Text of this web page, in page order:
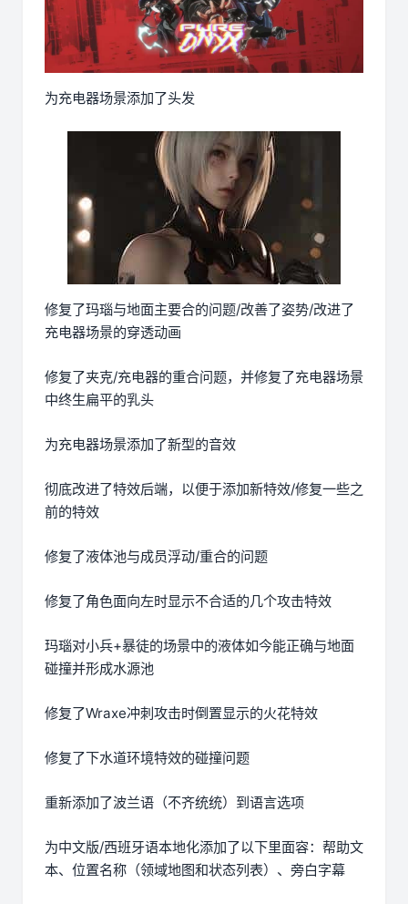
为充电器场景添加了头发
修复了玛瑙与地面主要合的问题/改善了姿势/改进了
充电器场景的穿透动画
修复了夹克/充电器的重合问题，并修复了充电器场景
中终生扁平的乳头
为充电器场景添加了新型的音效
彻底改进了特效后端，以便于添加新特效/修复一些之
前的特效
修复了液体池与成员浮动/重合的问题
修复了角色面向左时显示不合适的几个攻击特效
玛瑙对小兵+暴徒的场景中的液体如今能正确与地面
碰撞并形成水源池
修复了Wraxe冲刺攻击时倒置显示的火花特效
修复了下水道环境特效的碰撞问题
重新添加了波兰语（不齐统统）到语言选项
为中文版/西班牙语本地化添加了以下里面容：帮助文
本、位置名称（领域地图和状态列表）、旁白字幕